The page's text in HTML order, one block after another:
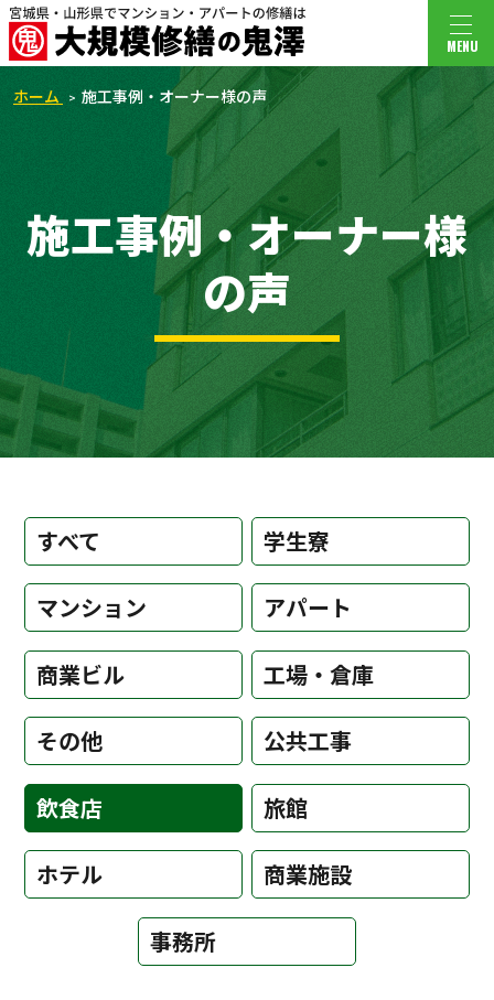
MENU
ホーム 施工事例・オーナー様の声
施工事例・オーナー様
の声
すべて 学生寮
マンション アパート
商業ビル 工場・倉庫
その他 公共工事
飲食店 旅館
ホテル 商業施設
事務所